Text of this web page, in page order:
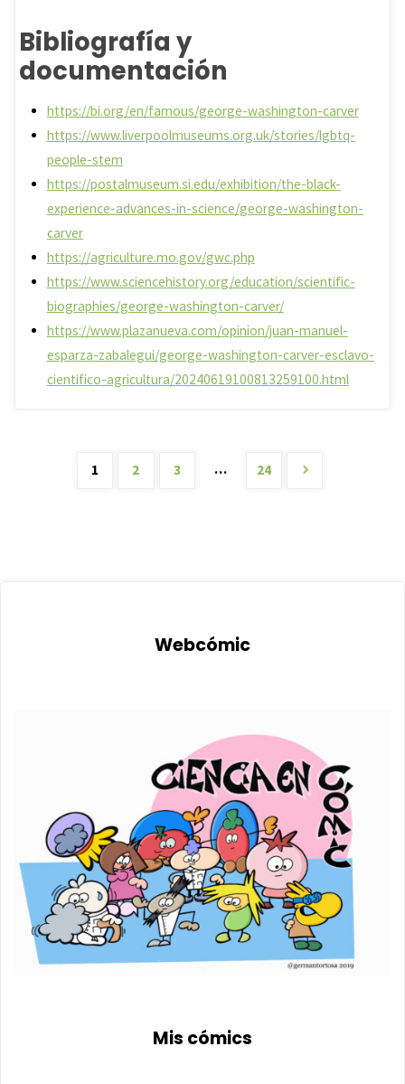
Bibliografía y
documentación
https://bi.org/en/famous/george-washington-carver
https://www.liverpoolmuseums.org.uk/stories/lgbtq-
people-stem
https://postalmuseum.si.edu/exhibition/the-black-
experience-advances-in-science/george-washington-
carver
https://agriculture.mo.gov/gwc.php
https://www.sciencehistory.org/education/scientific-
biographies/george-washington-carver/
https://www.plazanueva.com/opinion/juan-manuel-
esparza-zabalegui/george-washington-carver-esclavo-
cientifico-agricultura/20240619100813259100.html
1 2 3 … 24
Webcómic
Mis cómics